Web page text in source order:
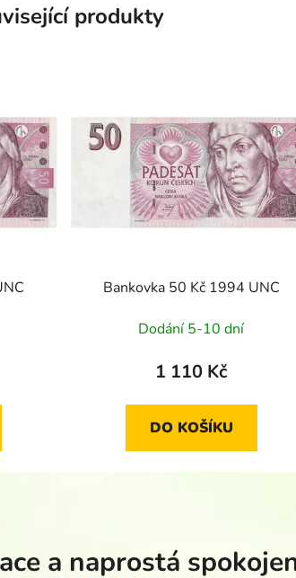
produkty
Bankovka 50 Kč 1994 UNC
Dodání 5-10 dní
1 110 Kč
DO KOŠÍKU
a naprostá